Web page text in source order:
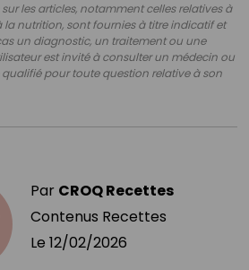
les articles, notamment celles relatives à
nutrition, sont fournies à titre indicatif et
un diagnostic, un traitement ou une
est invité à consulter un médecin ou
pour toute question relative à son
Par CROQ Recettes
Contenus Recettes
Le 12/02/2026